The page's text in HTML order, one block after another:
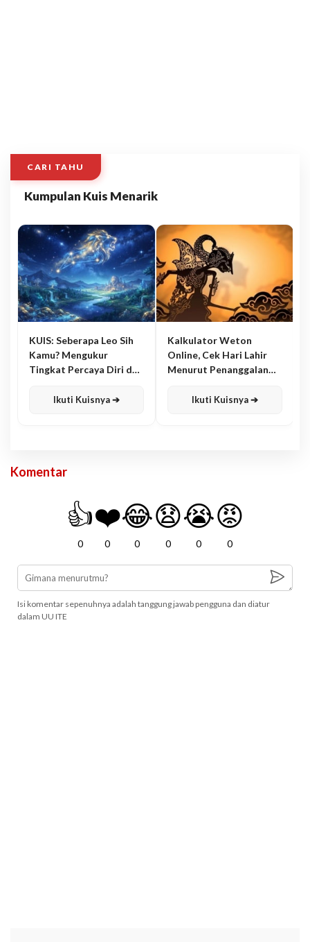
CARI TAHU
Kumpulan Kuis Menarik
KUIS: Seberapa Leo Sih
Kamu? Mengukur
Tingkat Percaya Diri dan
Ikuti Kuisnya ➔
Kalkulator Weton
Online, Cek Hari Lahir
Menurut Penanggalan
Ikuti Kuisnya ➔
Komentar
👍
0
❤️
0
😂
0
😧
0
😭
0
😡
0
Isi komentar sepenuhnya adalah tanggung jawab pengguna dan diatur
dalam UU ITE